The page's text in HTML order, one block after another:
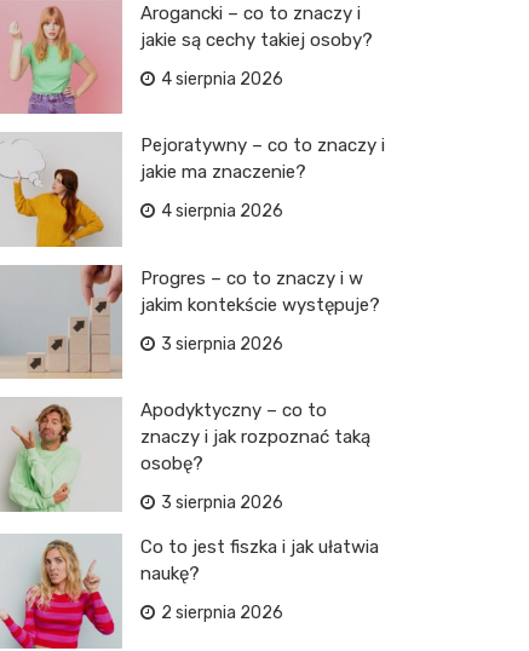
Arogancki – co to znaczy i
jakie są cechy takiej osoby?
4 sierpnia 2026
Pejoratywny – co to znaczy i
jakie ma znaczenie?
4 sierpnia 2026
Progres – co to znaczy i w
jakim kontekście występuje?
3 sierpnia 2026
Apodyktyczny – co to
znaczy i jak rozpoznać taką
osobę?
3 sierpnia 2026
Co to jest fiszka i jak ułatwia
naukę?
2 sierpnia 2026